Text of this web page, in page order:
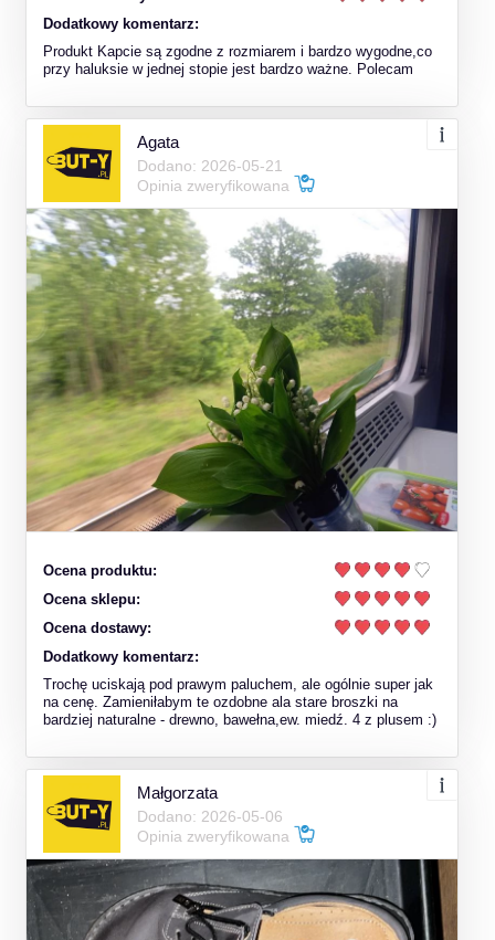
Dodatkowy komentarz:
Produkt Kapcie są zgodne z rozmiarem i bardzo wygodne,co
przy haluksie w jednej stopie jest bardzo ważne. Polecam
Agata
Dodano: 2026-05-21
Opinia zweryfikowana
Ocena produktu:
Ocena sklepu:
Ocena dostawy:
Dodatkowy komentarz:
Trochę uciskają pod prawym paluchem, ale ogólnie super jak
na cenę. Zamieniłabym te ozdobne ala stare broszki na
bardziej naturalne - drewno, bawełna,ew. miedź. 4 z plusem :)
Małgorzata
Dodano: 2026-05-06
Opinia zweryfikowana